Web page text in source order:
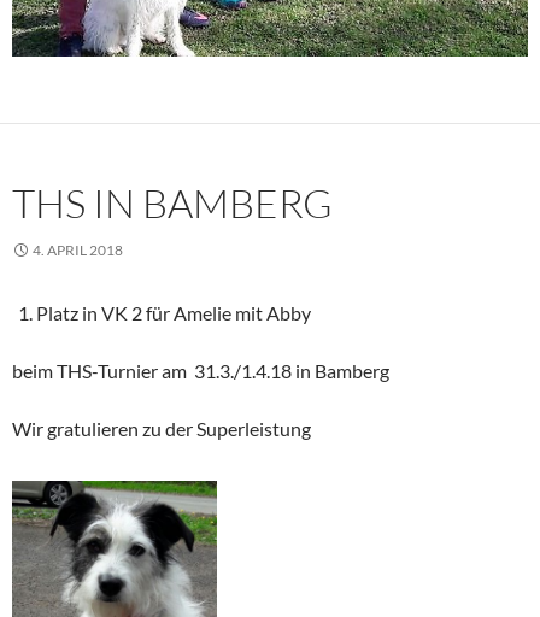
THS IN BAMBERG
4. APRIL 2018
Platz in VK 2 für Amelie mit Abby
beim THS-Turnier am 31.3./1.4.18 in Bamberg
Wir gratulieren zu der Superleistung